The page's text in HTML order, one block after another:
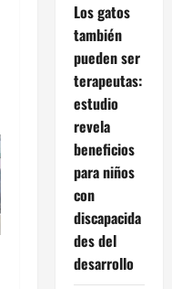
Los gatos
también
pueden ser
terapeutas:
estudio
revela
beneficios
para niños
con
discapacida
des del
desarrollo